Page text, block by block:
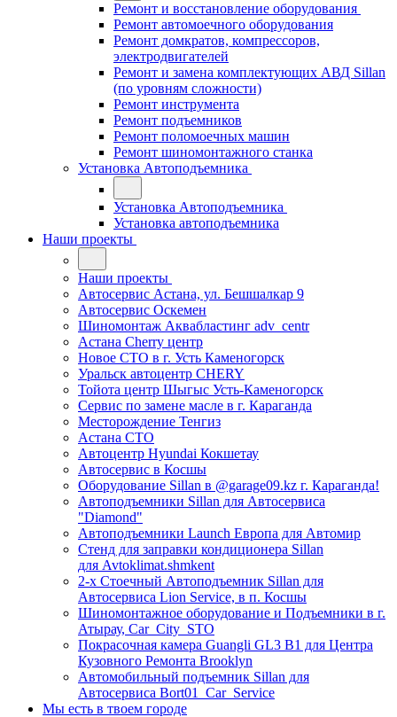
Ремонт и восстановление оборудования
Ремонт автомоечного оборудования
Ремонт домкратов, компрессоров,
электродвигателей
Ремонт и замена комплектующих АВД Sillan
(по уровням сложности)
Ремонт инструмента
Ремонт подъемников
Ремонт поломоечных машин
Ремонт шиномонтажного станка
Установка Автоподъемника
Установка Автоподъемника
Установка автоподъемника
Наши проекты
Наши проекты
Автосервис Астана, ул. Бешшалкар 9
Автосервис Оскемен
Шиномонтаж Аквабластинг adv_centr
Астана Cherry центр
Новое СТО в г. Усть Каменогорск
Уральск автоцентр CHERY
Тойота центр Шыгыс Усть-Каменогорск
Сервис по замене масле в г. Караганда
Месторождение Тенгиз
Астана СТО
Автоцентр Hyundai Кокшетау
Автосервис в Косшы
Оборудование Sillan в @garage09.kz г. Караганда!
Автоподъемники Sillan для Автосервиса
"Diamond"
Автоподъемники Launch Европа для Автомир
Стенд для заправки кондиционера Sillan
для Avtoklimat.shmkent
2-х Стоечный Автоподъемник Sillan для
Автосервиса Lion Service, в п. Косшы
Шиномонтажное оборудование и Подъемники в г.
Атырау, Car_City_STO
Покрасочная камера Guangli GL3 B1 для Центра
Кузовного Ремонта Brooklyn
Автомобильный подъемник Sillan для
Автосервиса Bort01_Car_Service
Мы есть в твоем городе